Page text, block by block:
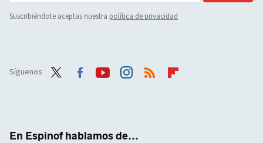
Suscribiéndote aceptas nuestra política de privacidad
Síguenos
En Espinof hablamos de...